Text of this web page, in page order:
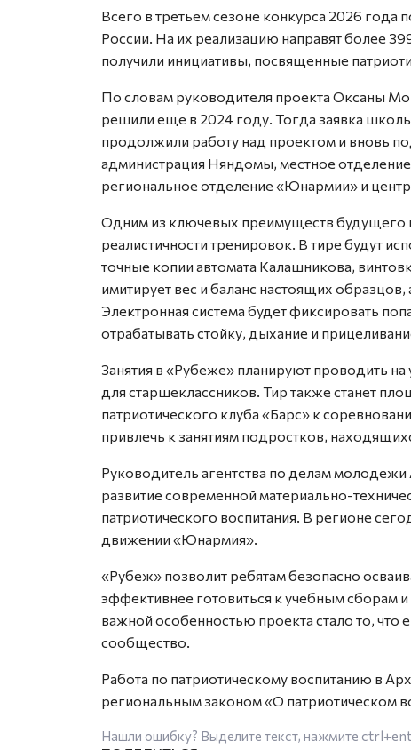
Всего в третьем сезоне конкурса 2026 года
России. На их реализацию направят более
получили инициативы, посвященные
По словам руководителя проекта Оксаны
решили еще в 2024 году. Тогда заявка
продолжили работу над проектом и вновь
администрация Няндомы, местное
региональное отделение «Юнармии» и центр
Одним из ключевых преимуществ будущего
реалистичности тренировок. В тире будут
точные копии автомата Калашникова,
имитирует вес и баланс настоящих
Электронная система будет фиксировать
отрабатывать стойку, дыхание и
Занятия в «Рубеже» планируют проводить
для старшеклассников. Тир также станет
патриотического клуба «Барс» к
привлечь к занятиям подростков,
Руководитель агентства по делам
развитие современной материально-
патриотического воспитания. В регионе
движении «Юнармия».
«Рубеж» позволит ребятам безопасно
эффективнее готовиться к учебным сборам
важной особенностью проекта стало то,
сообщество.
Работа по патриотическому воспитанию в
региональным законом «О патриотическом
Нашли ошибку? Выделите текст, нажмите